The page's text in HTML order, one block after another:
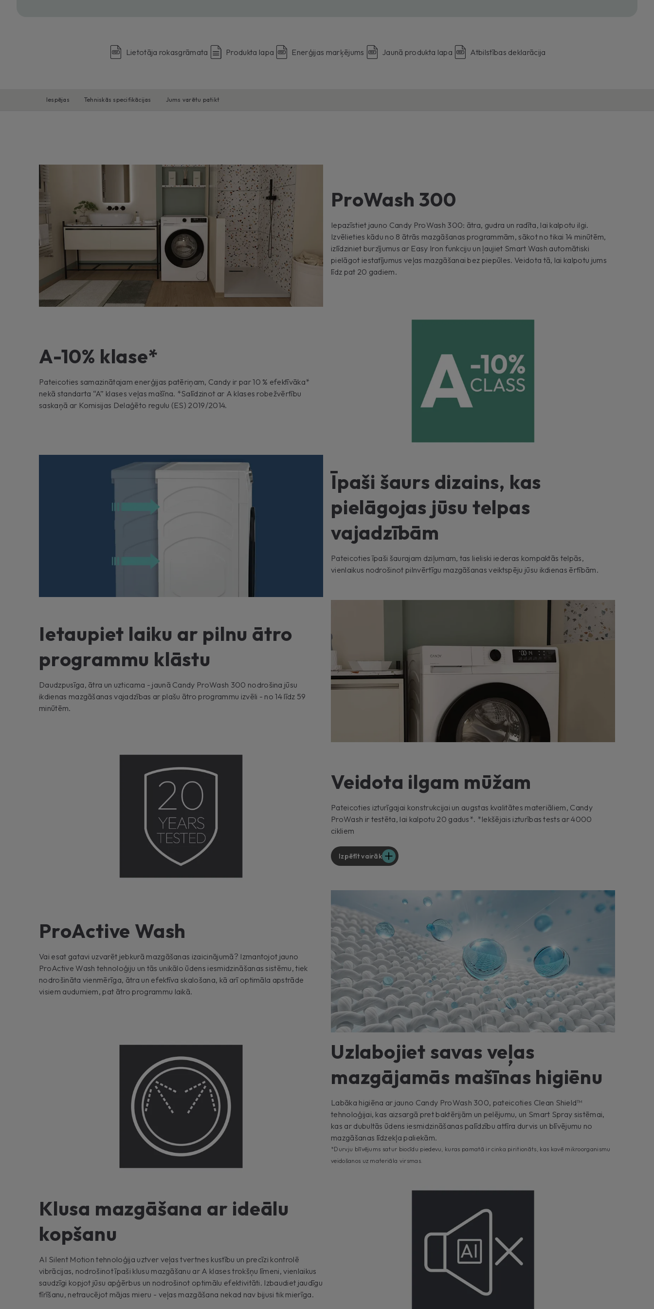
Lietotāja rokasgrāmata Produkta lapa Enerģijas marķējums Jaunā produkta lapa Atbilstības deklarācija
lespējas Tehniskās specifikācijas Jums varētu patikt
ProWash 300
Iepazīstiet jauno Candy ProWash 300: ātra, gudra un radīta, lai kalpotu ilgi.
Izvēlieties kādu no 8 ātrās mazgāšanas programmām, sākot no tikai 14 minūtēm,
izlīdziniet burzījumus ar Easy Iron funkciju un ļaujiet Smart Wash automātiski
pielāgot iestatījumus veļas mazgāšanai bez piepūles. Veidota tā, lai kalpotu jums
līdz pat 20 gadiem.
A-10% klase*
Pateicoties samazinātajam enerģijas patēriņam, Candy ir par 10 % efektīvāka*
nekā standarta “A” klases veļas mašīna. *Salīdzinot ar A klases robežvērtību
saskaņā ar Komisijas Delaģēto regulu (ES) 2019/2014.
Īpaši šaurs dizains, kas
pielāgojas jūsu telpas
vajadzībām
Pateicoties īpaši šaurajam dziļumam, tas lieliski iederas kompaktās telpās,
vienlaikus nodrošinot pilnvērtīgu mazgāšanas veiktspēju jūsu ikdienas ērtībām.
Ietaupiet laiku ar pilnu ātro
programmu klāstu
Daudzpusīga, ātra un uzticama - jaunā Candy ProWash 300 nodrošina jūsu
ikdienas mazgāšanas vajadzības ar plašu ātro programmu izvēli - no 14 līdz 59
minūtēm.
Veidota ilgam mūžam
Pateicoties izturīgajai konstrukcijai un augstas kvalitātes materiāliem, Candy
ProWash ir testēta, lai kalpotu 20 gadus*. *Iekšējais izturības tests ar 4000
cikliem
Izpētīt vairāk
ProActive Wash
Vai esat gatavi uzvarēt jebkurā mazgāšanas izaicinājumā? Izmantojot jauno
ProActive Wash tehnoloģiju un tās unikālo ūdens iesmidzināšanas sistēmu, tiek
nodrošināta vienmērīga, ātra un efektīva skalošana, kā arī optimāla apstrāde
visiem audumiem, pat ātro programmu laikā.
Uzlabojiet savas veļas
mazgājamās mašīnas higiēnu
Labāka higiēna ar jauno Candy ProWash 300, pateicoties Clean Shield™
tehnoloģijai, kas aizsargā pret baktērijām un pelējumu, un Smart Spray sistēmai,
kas ar dubultās ūdens iesmidzināšanas palīdzību attīra durvis un blīvējumu no
mazgāšanas līdzekļa paliekām.
*Durvju blīvējums satur biocīdu piedevu, kuras pamatā ir cinka piritionāts, kas kavē mikroorganismu
veidošanos uz materiāla virsmas.
Klusa mazgāšana ar ideālu
kopšanu
AI Silent Motion tehnoloģija uztver veļas tvertnes kustību un precīzi kontrolē
vibrācijas, nodrošinot īpaši klusu mazgāšanu ar A klases trokšņu līmeni, vienlaikus
saudzīgi kopjot jūsu apģērbus un nodrošinot optimālu efektivitāti. Izbaudiet jaudīgu
tīrīšanu, netraucējot mājas mieru - veļas mazgāšana nekad nav bijusi tik mierīga.